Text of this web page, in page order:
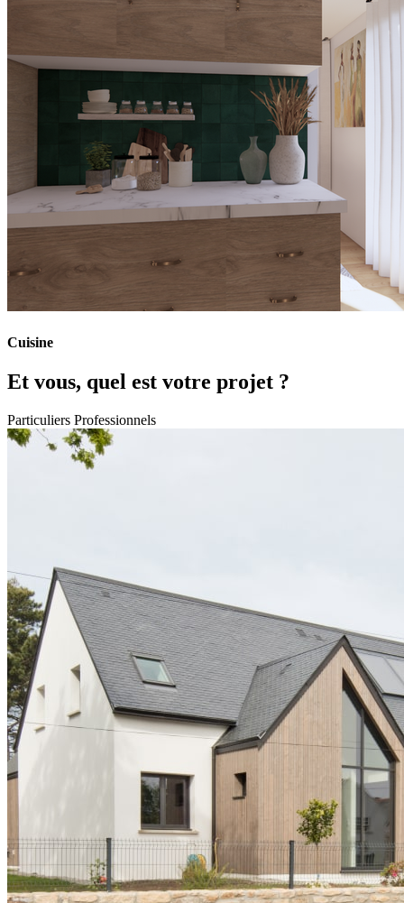
Cuisine
Et vous, quel est votre projet ?
Particuliers Professionnels